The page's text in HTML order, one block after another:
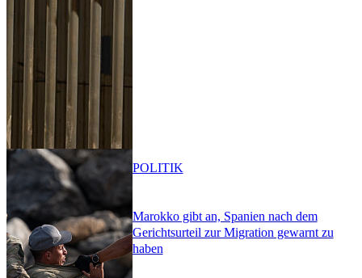
Marokko gibt an, Spanien nach dem
Gerichtsurteil zur Migration gewarnt zu
haben
POLITIK